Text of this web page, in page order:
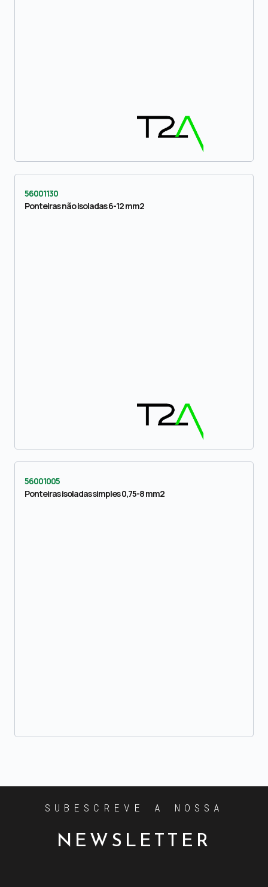
56001130
Ponteiras não isoladas 6-12 mm2
56001005
Ponteiras isoladas simples 0,75-8 mm2
SUBESCREVE A NOSSA
NEWSLETTER